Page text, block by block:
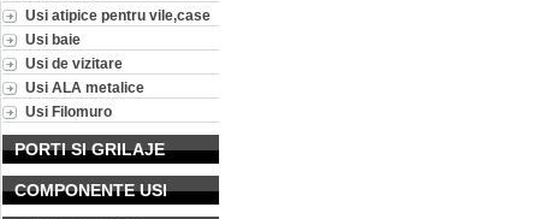
Usi atipice pentru vile,case
Usi baie
Usi de vizitare
Usi ALA metalice
Usi Filomuro
PORTI SI GRILAJE
COMPONENTE USI